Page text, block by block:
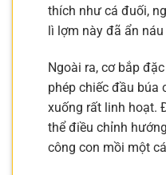
thích như cá đuối,
lì lợm này đã ẩn
Ngoài ra, cơ bắp
phép chiếc đầu búa
xuống rất linh hoạt.
thể điều chỉnh
công con mồi một